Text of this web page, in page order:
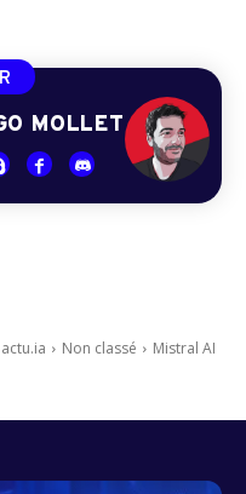
MOLLET
actu.ia Non classé Mistral AI : הצ'אט עושה את הופעתו על iOS ואנדרואיד